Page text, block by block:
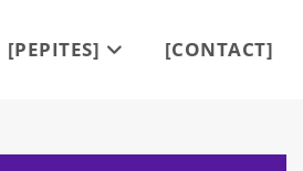
[PEPITES] [CONTACT]